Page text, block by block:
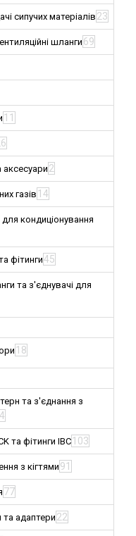
сипучих матеріалів23
шланги69
11
аксесуари2
газів 14
кондиціонування
фітинги45
та з'єднувачі для
18
та з'єднання з
та фітинги IBC 103
з кігтями 91
77
та адаптери 22